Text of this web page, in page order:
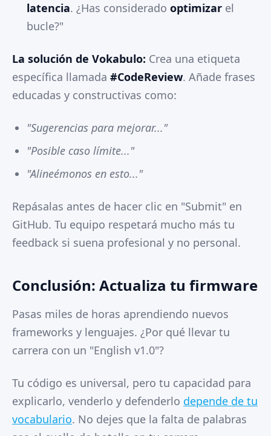
latencia. ¿Has considerado optimizar el
bucle?"
La solución de Vokabulo: Crea una etiqueta
específica llamada #CodeReview. Añade frases
educadas y constructivas como:
"Sugerencias para mejorar..."
"Posible caso límite..."
"Alineémonos en esto..."
Repásalas antes de hacer clic en "Submit" en
GitHub. Tu equipo respetará mucho más tu
feedback si suena profesional y no personal.
Conclusión: Actualiza tu firmware
Pasas miles de horas aprendiendo nuevos
frameworks y lenguajes. ¿Por qué llevar tu
carrera con un "English v1.0"?
Tu código es universal, pero tu capacidad para
explicarlo, venderlo y defenderlo depende de tu
vocabulario. No dejes que la falta de palabras